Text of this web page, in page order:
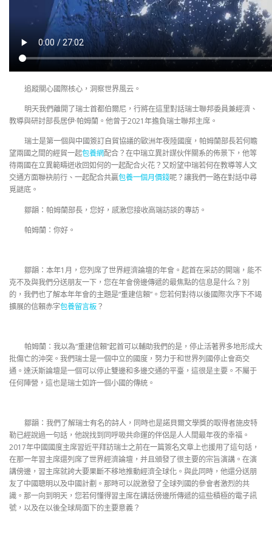
追蹤關心國際核心，洞察世界風云。
明天我們離開了瑞士首都伯爾尼，行將在這里對話瑞士聯邦委員兼經濟、
教導與研討部長居伊·帕姆蘭。他曾于2021年擔負瑞士聯邦主席。
瑞士是第一個與中國簽訂自貿協議的歐洲年夜陸國度，帕姆蘭部長若何瞻
望兩國之間的經貿一起包養網配合？在中瑞立異計謀伙伴關系的佈景下，他等
待兩國在立異範疇迸收回如何的一起配合火花？又盼望中瑞若何在教導等人文
交通方面聯袂前行、一起配合共贏包養一個月價錢呢？讓我們一路在對話中尋
覓謎底。
鄒韻：帕姆蘭部長，您好，感激您接收高端訪談的專訪。
帕姆蘭：你好。
鄒韻：本年1月，您列席了世界經濟論壇的年會。起首在采訪的開端，能不
克不及與我們分送朋友一下，您在年會傍邊傳遞的最焦點的信息是什么？別
的，我們也了解本年年會的主題是“重建信賴”。您若何對待以後國際次序下不竭
擴展的信賴赤字包養留言板？
帕姆蘭：我以為“重建信賴”起首可以輔助我們的是，停止活著界多地形成大
批傷亡的沖突。我們瑞士是一個中立的國度，努力于和世界列國停止會商交
通。達沃斯論壇是一個可以停止雙邊和多邊交通的平臺，這很是主要。不屬于
任何陣營，這也是瑞士如許一個小國的傳統。
鄒韻：我們了解瑞士有名的詩人，同時也是諾貝爾文學獎的取得者施皮特
勒已經說過一句話，他說找到同呼吸共命運的伴侶是人人間最年夜的幸福。
2017年中國國度主席習近平拜訪瑞士之前在一篇簽名文章上也援用了這句話，
在那一年習主席還列席了世界經濟論壇，并且頒發了很主要的宗旨演講。在演
講傍邊，習主席就誇大要果斷不移地推動經濟全球化。與此同時，他還分送朋
友了中國聰明以及中國計劃。那時可以說激發了全球列國的參會者激烈的共
識。那一向到明天，您若何懂得習主席在講話傍邊所傳遞的這些積極的電子訊
號，以及在以後全球局面下的主要意義？